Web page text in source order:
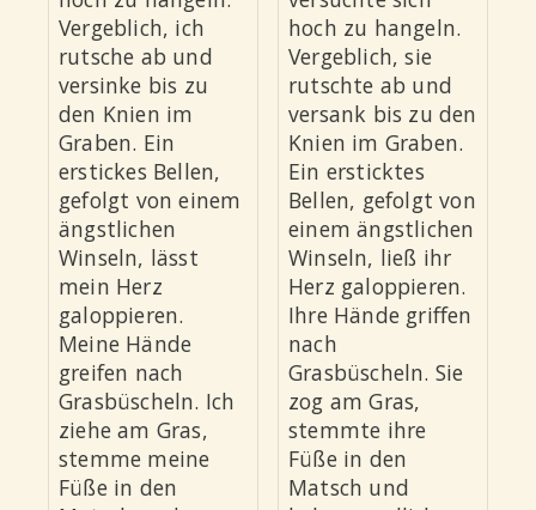
Vergeblich, ich
rutsche ab und
versinke bis zu
den Knien im
Graben. Ein
erstickes Bellen,
gefolgt von einem
ängstlichen
Winseln, lässt
mein Herz
galoppieren.
Meine Hände
greifen nach
Grasbüscheln. Ich
ziehe am Gras,
stemme meine
Füße in den
hoch zu hangeln.
Vergeblich, sie
rutschte ab und
versank bis zu den
Knien im Graben.
Ein ersticktes
Bellen, gefolgt von
einem ängstlichen
Winseln, ließ ihr
Herz galoppieren.
Ihre Hände griffen
nach
Grasbüscheln. Sie
zog am Gras,
stemmte ihre
Füße in den
Matsch und